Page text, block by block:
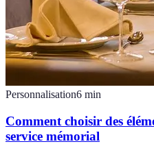
Personnalisation6 min
Comment choisir des
service mémorial